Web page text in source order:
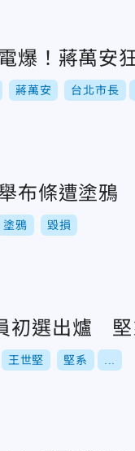
爆！蔣萬安
蔣萬安 台北市長
布條遭塗鴉
塗鴉 毀損
初選出爐
王世堅 堅系